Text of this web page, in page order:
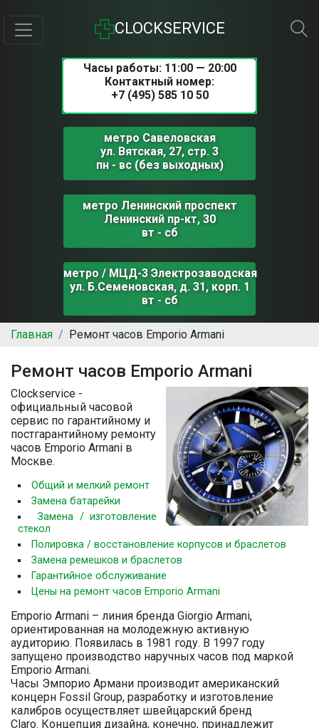
CLOCKSERVICE
Часы работы: 11:00 — 20:00
Контактный номер:
+7 (495) 585 10 50
метро Савеловская
ул. Вятская, 27, стр. 3
пн - вс (без выходных)
метро Ленинский проспект
Ленинский пр-кт, 30
вт - сб
метро / МЦД-3 Электрозаводская
ул. Б.Семеновская, д. 31, корп. 1
вт - сб
Главная Ремонт часов Emporio Armani
Ремонт часов Emporio Armani
Clockservice -
официальный часовой
сервис по гарантийному и
постгарантийному ремонту
часов Emporio Armani в
Москве.
Общий и мелкий ремонт
Замена батарейки
Замена / изготовление
стекол
Полировка / восстановление корпусов и браслетов
Замена ремешков и браслетов
Гарантийное обслуживание
Цены на ремонт часов Emporio Armani
Emporio Armani – линия бренда Giorgio Armani,
ориентированная на молодежную активную
аудиторию. Появилась в 1981 году. В 1997 году
запущено производство наручных часов под маркой
Emporio Armani.
Часы Эмпорио Армани производит американский
концерн Fossil Group, разработку и изготовление
калибров осуществляет швейцарский бренд
Claro. Концепция дизайна, конечно, принадлежит